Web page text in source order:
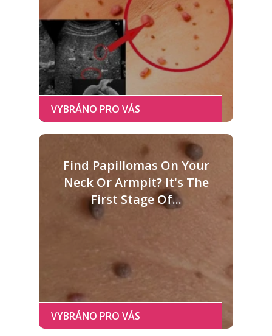
Find Papillomas On Your
Neck Or Armpit? It's The
First Stage Of...